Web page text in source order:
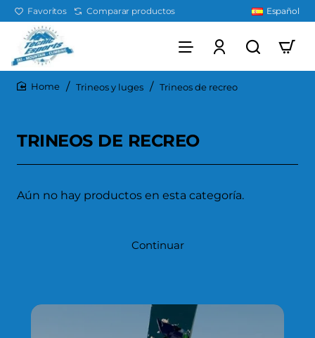
Favoritos Comparar productos Español
Trineos y luges Trineos de recreo
TRINEOS DE RECREO
Aún no hay productos en esta categoría.
Continuar